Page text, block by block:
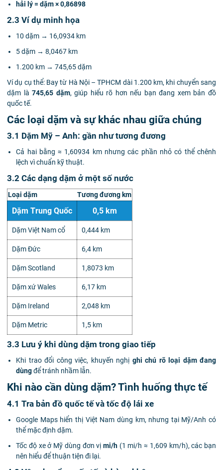
hải lý = dặm × 0,86898
2.3 Ví dụ minh họa
10 dặm → 16,0934 km
5 dặm → 8,0467 km
1.200 km → 745,65 dặm
Ví dụ cụ thể: Bay từ Hà Nội – TPHCM dài 1.200 km, khi chuyển sang
dặm là745,65 dặm, giúp hiểu rõ hơn nếu bạn đang xem bản đồ
quốc tế.
Các loại dặm và sự khác nhau giữa chúng
3.1 Dặm Mỹ – Anh: gần như tương đương
Cả hai bằng ≈ 1,60934 km nhưng các phần nhỏ có thể chênh
lệch vì chuẩn kỹ thuật.
3.2 Các dạng dặm ở một số nước
Loại dặm Tương đương km
Dặm Trung Quốc 0,5 km
Dặm Việt Nam cổ 0,444 km
Dặm Đức 6,4 km
Dặm Scotland 1,8073 km
Dặm xứ Wales 6,17 km
Dặm Ireland 2,048 km
Dặm Metric 1,5 km
3.3 Lưu ý khi dùng dặm trong giao tiếp
Khi trao đổi công việc, khuyến nghị ghi chú rõ loại dặm đang
dùngđể tránh nhầm lẫn.
Khi nào cần dùng dặm? Tình huống thực tế
4.1 Tra bản đồ quốc tế và tốc độ lái xe
Google Maps hiển thị Việt Nam dùng km, nhưng tại Mỹ/Anh có
thể mặc định dặm.
Tốc độ xe ở Mỹ dùng đơn vị mi/h(1 mi/h ≈ 1,609 km/h), các bạn
nên hiểu để thuận tiện đi lại.